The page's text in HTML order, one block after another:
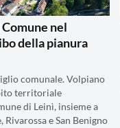
nel
della pianura
comunale. Volpiano
territoriale
di Leinì, insieme a
e San Benigno